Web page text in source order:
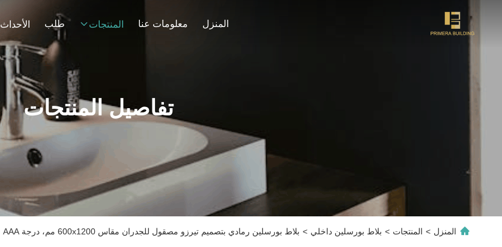
المنزل معلومات عنا المنتجات طلب الأحداث
تفاصيل المنتجات
المنزل > المنتجات > بلاط بورسلين داخلي > بلاط بورسلين رمادي بتصميم تيرزو مصقول للجدران مقاس 600x1200 مم، درجة AAA